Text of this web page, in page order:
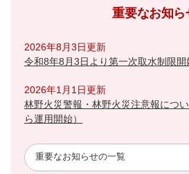
重要なお知ら
2026年8月3日更新
令和8年8月3日より第一次取水制限開
2026年1月1日更新
林野火災警報・林野火災注意報につ
ら運用開始）
重要なお知らせの一覧